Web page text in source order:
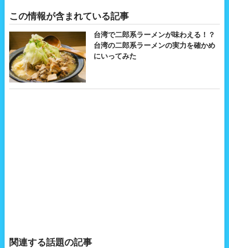
この情報が含まれている記事
台湾で二郎系ラーメンが味わえる！？
台湾の二郎系ラーメンの実力を確かめ
にいってみた
関連する話題の記事